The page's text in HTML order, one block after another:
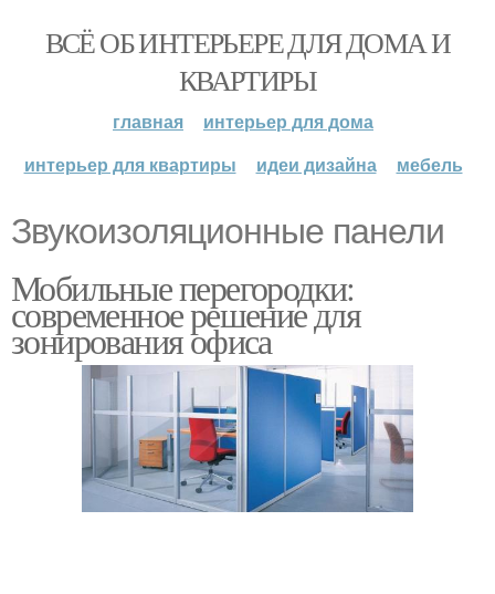
ВСЁ ОБ ИНТЕРЬЕРЕ ДЛЯ ДОМА И
КВАРТИРЫ
главная
интерьер для дома
интерьер для квартиры
идеи дизайна мебель
Звукоизоляционные панели
Мобильные перегородки:
современное решение для
зонирования офиса